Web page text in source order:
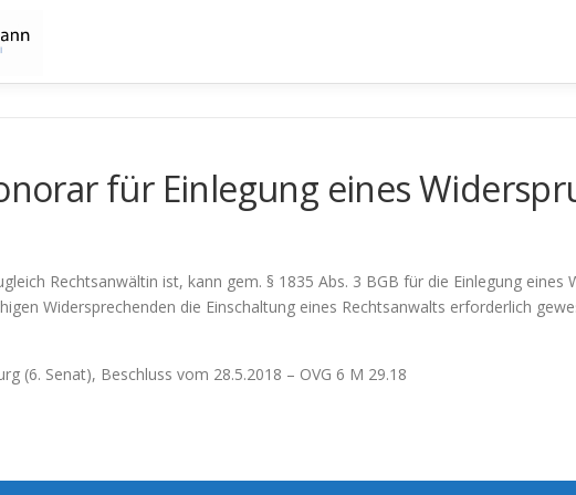
für Einlegung eines
Rechtsanwältin ist, kann gem. § 1835 Abs. 3 BGB für die Einlegung
Widersprechenden die Einschaltung eines Rechtsanwalts erforderlich
(6. Senat), Beschluss vom 28.5.2018 – OVG 6 M 29.18